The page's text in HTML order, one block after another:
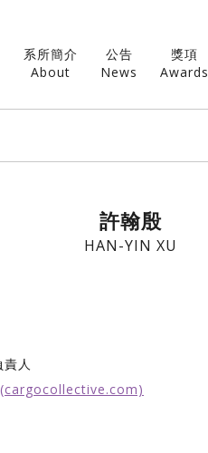
系所簡介
About
公告
News
獎項
Awards
許翰殷
HAN-YIN XU
人